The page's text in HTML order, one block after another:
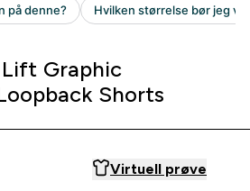
Lift Graphic
Shorts
Virtuell prøve